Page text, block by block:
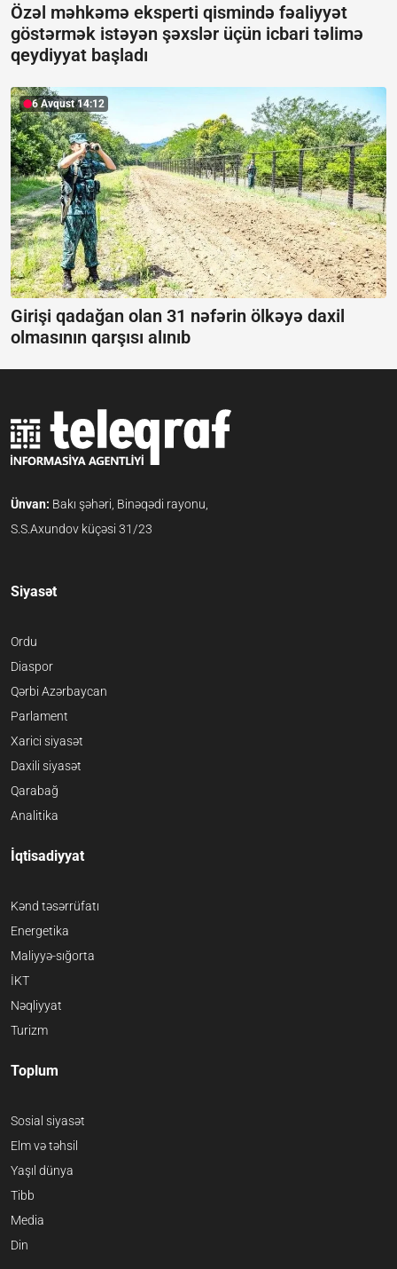
Özəl məhkəmə eksperti qismində fəaliyyət
göstərmək istəyən şəxslər üçün icbari təlimə
qeydiyyat başladı
6 Avqust 14:12
Girişi qadağan olan 31 nəfərin ölkəyə daxil
olmasının qarşısı alınıb
Ünvan: Bakı şəhəri, Binəqədi rayonu,
S.S.Axundov küçəsi 31/23
Siyasət
Ordu
Diaspor
Qərbi Azərbaycan
Parlament
Xarici siyasət
Daxili siyasət
Qarabağ
Analitika
İqtisadiyyat
Kənd təsərrüfatı
Energetika
Maliyyə-sığorta
İKT
Nəqliyyat
Turizm
Toplum
Sosial siyasət
Elm və təhsil
Yaşıl dünya
Tibb
Media
Din